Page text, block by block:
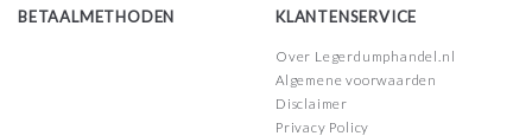
BETAALMETHODEN KLANTENSERVICE
Over Legerdumphandel.nl
Algemene voorwaarden
Disclaimer
Privacy Policy